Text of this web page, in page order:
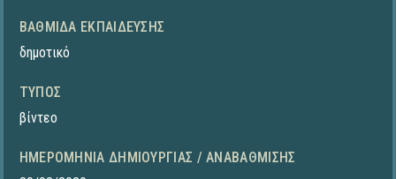
ΒΑΘΜΊΔΑ ΕΚΠΑΊΔΕΥΣΗΣ
δημοτικό
ΤΎΠΟΣ
βίντεο
ΗΜΕΡΟΜΗΝΊΑ ΔΗΜΙΟΥΡΓΊΑΣ / ΑΝΑΒΆΘΜΙΣΗΣ